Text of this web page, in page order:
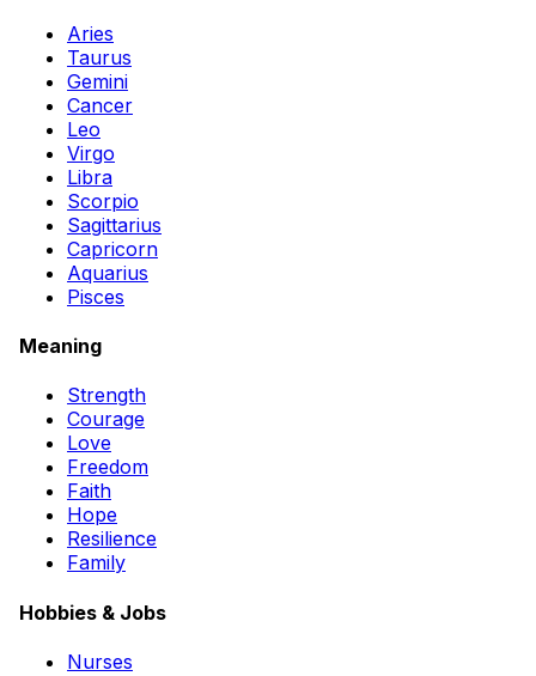
Aries
Taurus
Gemini
Cancer
Leo
Virgo
Libra
Scorpio
Sagittarius
Capricorn
Aquarius
Pisces
Meaning
Strength
Courage
Love
Freedom
Faith
Hope
Resilience
Family
Hobbies & Jobs
Nurses